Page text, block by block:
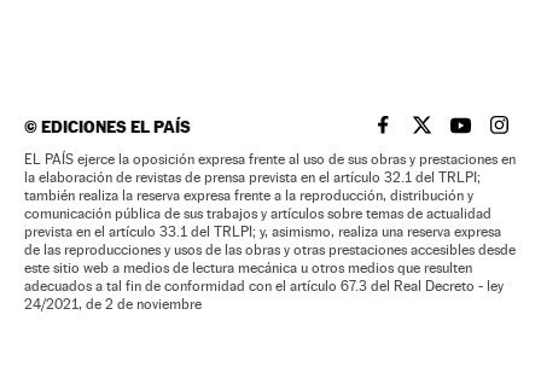
©EDICIONES EL PAÍS EL PAÍS BRASIL EN
EL PAÍSEL PAÍS
EL
EL PAÍS ejerce la oposición expresa frente al uso de sus obras y prestaciones en
la elaboración de revistas de prensa prevista en el artículo 32.1 del TRLPI;
también realiza la reserva expresa frente a la reproducción, distribución y
comunicación pública de sus trabajos y artículos sobre temas de actualidad
prevista en el artículo 33.1 del TRLPI; y, asimismo, realiza una reserva expresa
de las reproducciones y usos de las obras y otras prestaciones accesibles desde
este sitio web a medios de lectura mecánica u otros medios que resulten
adecuados a tal fin de conformidad con el artículo 67.3 del Real Decreto - ley
24/2021, de 2 de noviembre